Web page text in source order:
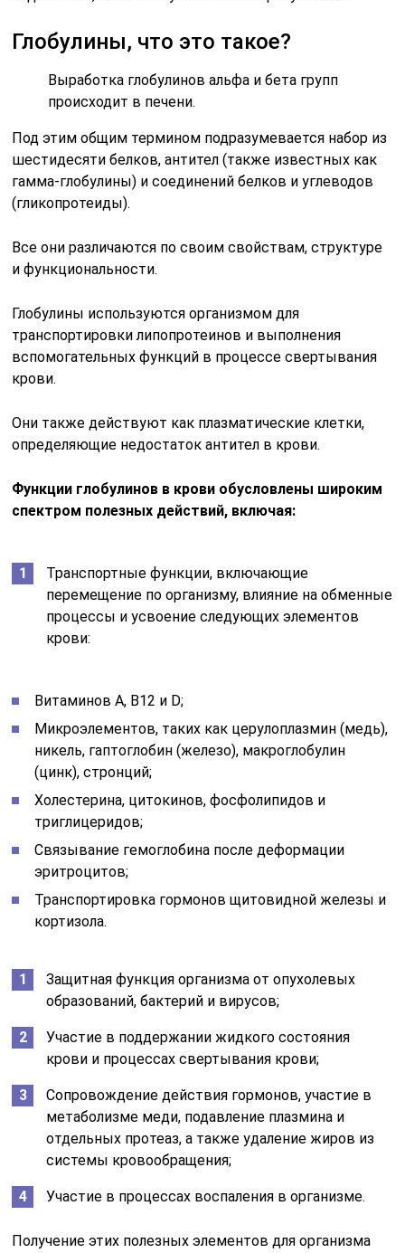
Глобулины, что это такое?
Выработка глобулинов альфа и бета групп
происходит в печени.
Под этим общим термином подразумевается набор из
шестидесяти белков, антител (также известных как
гамма-глобулины) и соединений белков и углеводов
(гликопротеиды).
Все они различаются по своим свойствам, структуре
и функциональности.
Глобулины используются организмом для
транспортировки липопротеинов и выполнения
вспомогательных функций в процессе свертывания
крови.
Они также действуют как плазматические клетки,
определяющие недостаток антител в крови.
Функции глобулинов в крови обусловлены широким
спектром полезных действий, включая:
Транспортные функции, включающие
перемещение по организму, влияние на обменные
процессы и усвоение следующих элементов
крови:
Витаминов А, В12 и D;
Микроэлементов, таких как церулоплазмин (медь),
никель, гаптоглобин (железо), макроглобулин
(цинк), стронций;
Холестерина, цитокинов, фосфолипидов и
триглицеридов;
Связывание гемоглобина после деформации
эритроцитов;
Транспортировка гормонов щитовидной железы и
кортизола.
Защитная функция организма от опухолевых
образований, бактерий и вирусов;
Участие в поддержании жидкого состояния
крови и процессах свертывания крови;
Сопровождение действия гормонов, участие в
метаболизме меди, подавление плазмина и
отдельных протеаз, а также удаление жиров из
системы кровообращения;
Участие в процессах воспаления в организме.
Получение этих полезных элементов для организма